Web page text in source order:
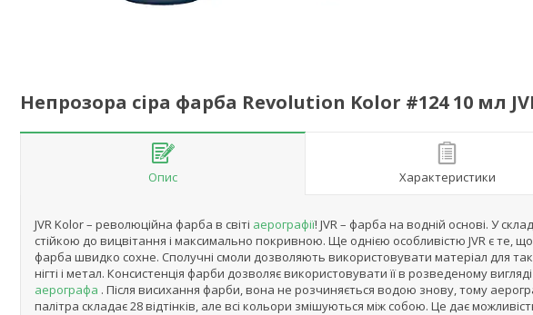
Непрозора сіра фарба Revolution Kolor #124 10 мл
Опис Характеристики
JVR Kolor – революційна фарба в світі аерографії! JVR – фарба на водній основі. У
стійкою до вицвітання і максимально покривною. Ще однією особливістю JVR є те,
фарба швидко сохне. Сполучні смоли дозволяють використовувати матеріал для
нігті і метал. Консистенція фарби дозволяє використовувати її в розведеному
аерографа . Після висихання фарби, вона не розчиняється водою знову, тому
палітра складає 28 відтінків, але всі кольори змішуються між собою. Це дає